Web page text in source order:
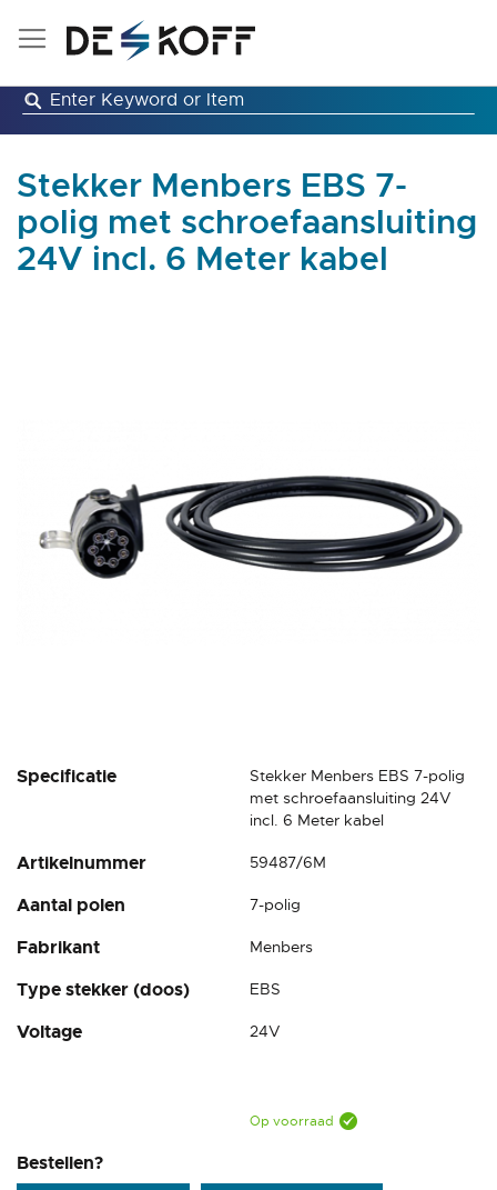
Ga
inhoud
Stekker Menbers EBS 7-
polig met schroefaansluiting
24V incl. 6 Meter kabel
Specificatie
Stekker Menbers EBS 7-polig
met schroefaansluiting 24V
incl. 6 Meter kabel
Artikelnummer 59487/6M
Aantal polen 7-polig
Fabrikant Menbers
Type stekker (doos) EBS
Voltage 24V
Op voorraad
Bestellen?
Ga
van
afbeeldingen-